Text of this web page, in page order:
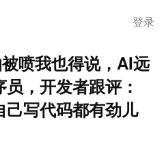
登录
喷我也得说，AI远
，开发者跟评：
己写代码都有劲儿